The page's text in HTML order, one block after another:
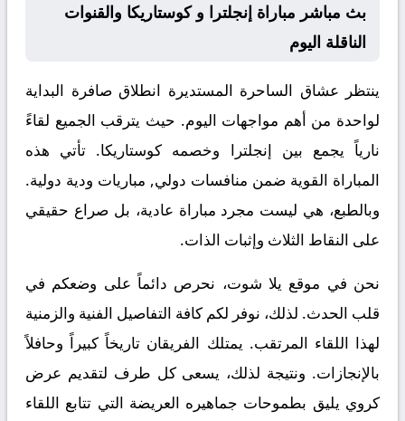
بث مباشر مباراة إنجلترا و كوستاريكا والقنوات
الناقلة اليوم
ينتظر عشاق الساحرة المستديرة انطلاق صافرة البداية
لواحدة من أهم مواجهات اليوم. حيث يترقب الجميع لقاءً
نارياً يجمع بين إنجلترا وخصمه كوستاريكا. تأتي هذه
المباراة القوية ضمن منافسات دولي, مباريات ودية دولية.
وبالطبع، هي ليست مجرد مباراة عادية، بل صراع حقيقي
على النقاط الثلاث وإثبات الذات.
نحن في موقع يلا شوت، نحرص دائماً على وضعكم في
قلب الحدث. لذلك، نوفر لكم كافة التفاصيل الفنية والزمنية
لهذا اللقاء المرتقب. يمتلك الفريقان تاريخاً كبيراً وحافلاً
بالإنجازات. ونتيجة لذلك، يسعى كل طرف لتقديم عرض
كروي يليق بطموحات جماهيره العريضة التي تتابع اللقاء